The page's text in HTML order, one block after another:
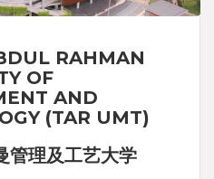
RAHMAN
OF
AND
(TAR UMT)
管理及工艺大学